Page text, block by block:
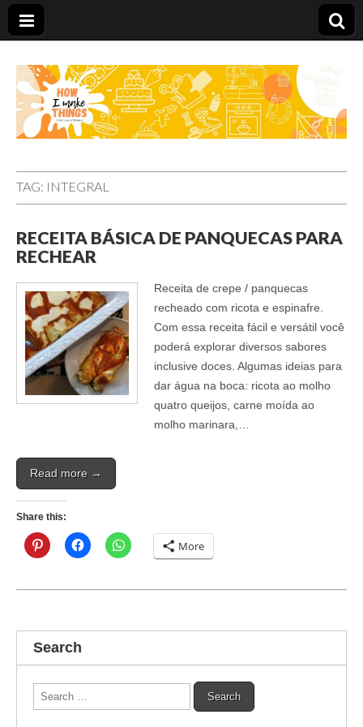
Carolina Stefano
TAG: INTEGRAL
RECEITA BÁSICA DE PANQUECAS PARA
RECHEAR
Receita de crepe / panquecas
recheado com ricota e espinafre.
Com essa receita fácil e versátil você
poderá explorar diversos sabores
inclusive doces. Algumas ideias para
dar água na boca: ricota ao molho
quatro queijos, carne moída ao
molho marinara,…
Read more →
Share this:
More
Search
Search
for: